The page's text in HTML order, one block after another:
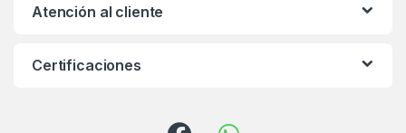
Atención al cliente
Certificaciones